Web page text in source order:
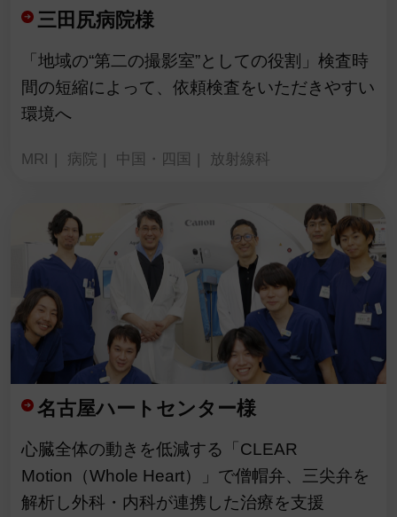
三田尻病院様
「地域の“第二の撮影室”としての役割」検査時
間の短縮によって、依頼検査をいただきやすい
環境へ
MRI 病院 中国・四国 放射線科
名古屋ハートセンター様
心臓全体の動きを低減する「CLEAR
Motion（Whole Heart）」で僧帽弁、三尖弁を
解析し外科・内科が連携した治療を支援